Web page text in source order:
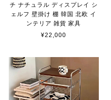
チ ナチュラル ディスプレイ シ
ェルフ 壁掛け 棚 韓国 北欧 イ
ンテリア 雑貨 家具
¥22,000